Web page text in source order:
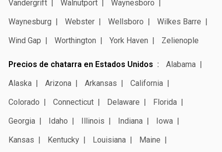
Vandergrift
Walnutport
Waynesboro
Waynesburg
Webster Wellsboro
Wilkes Barre
Wind Gap
Worthington York Haven Zelienople
Precios de chatarra en Estados Unidos
Alabama
Alaska
Arizona Arkansas
California
Colorado
Connecticut Delaware
Florida
Georgia
Idaho Illinois Indiana
Iowa
Kansas
Kentucky Louisiana
Maine